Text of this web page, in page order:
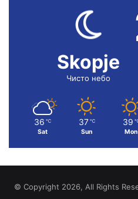
Skopje
Чисто небо
36 ℃
Sat
37 ℃
Sun
39
Mon
© Copyright 2026, All Rights